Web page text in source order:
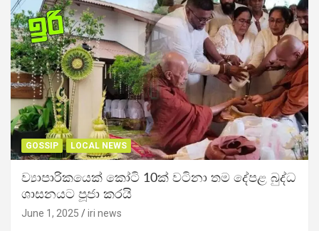
GOSSIP LOCAL NEWS
ව්‍යාපාරිකයෙක් කෝටි 10ක් වටිනා තම දේපළ බුද්ධ
ශාසනයට පූජා කරයි
June 1, 2025 iri news